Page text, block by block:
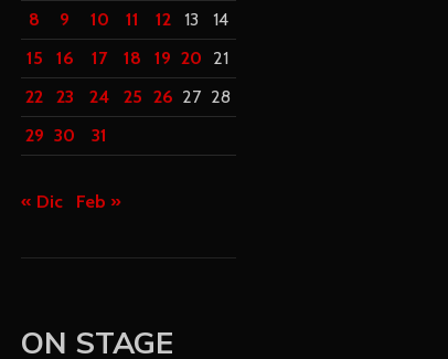
8
9 10 11 12 13
14
15
16 17 18 19 20
21
22
23 24 25 26 27 28
29 30 31
« Dic Feb »
ON STAGE